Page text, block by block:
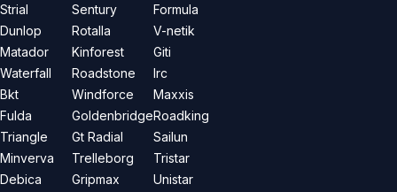
Strial
Dunlop
Matador
Waterfall
Bkt
Fulda
Triangle
Minverva
Debica
Sentury
Rotalla
Kinforest
Roadstone
Windforce
Goldenbridge
Gt Radial
Trelleborg
Gripmax
Formula
V-netik
Giti
Irc
Maxxis
Roadking
Sailun
Tristar
Unistar